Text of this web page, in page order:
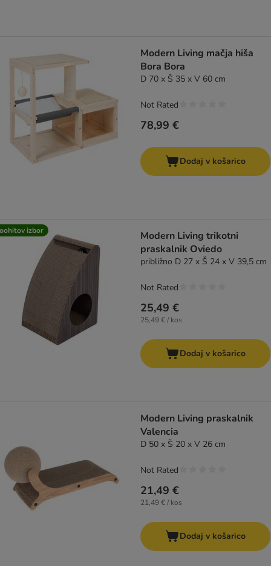
Modern Living mačja hiša
Bora Bora
D 70 x Š 35 x V 60 cm
78,99 €
Not Rated
Dodaj v košarico
izbor
Modern Living trikotni
praskalnik Oviedo
približno D 27 x Š 24 x V 39,5 cm
25,49 €
25,49 € / kos
Not Rated
Dodaj v košarico
Modern Living praskalnik
Valencia
D 50 x Š 20 x V 26 cm
21,49 €
21,49 € / kos
Not Rated
Dodaj v košarico